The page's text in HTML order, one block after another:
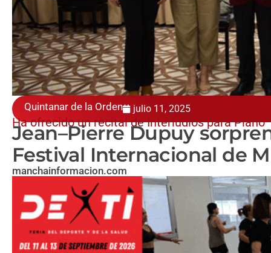
Quintanar de la Orden julio 11, 2025
Ha ofrecido un recital de Interludios para Piano
Jean–Pierre Dupuy
Festival Internacional de
manchainformacion.com